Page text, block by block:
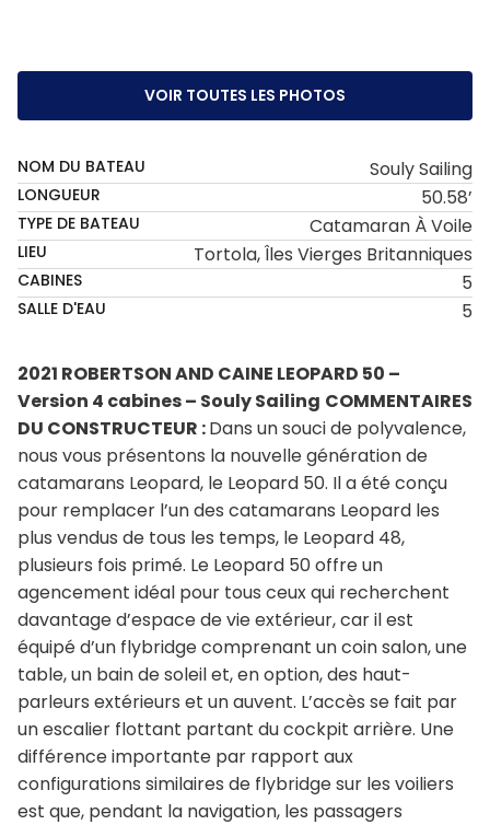
VOIR TOUTES LES PHOTOS
NOM DU BATEAU Souly Sailing
LONGUEUR 50.58’
TYPE DE BATEAU Catamaran À Voile
LIEU Tortola, Îles Vierges Britanniques
CABINES 5
SALLE D'EAU 5
2021 ROBERTSON AND CAINE LEOPARD 50 –
Version 4 cabines – Souly Sailing COMMENTAIRES
DU CONSTRUCTEUR :Dans un souci de polyvalence,
nous vous présentons la nouvelle génération de
catamarans Leopard, le Leopard 50. Il a été conçu
pour remplacer l’un des catamarans Leopard les
plus vendus de tous les temps, le Leopard 48,
plusieurs fois primé. Le Leopard 50 offre un
agencement idéal pour tous ceux qui recherchent
davantage d’espace de vie extérieur, car il est
équipé d’un flybridge comprenant un coin salon, une
table, un bain de soleil et, en option, des haut-
parleurs extérieurs et un auvent. L’accès se fait par
un escalier flottant partant du cockpit arrière. Une
différence importante par rapport aux
configurations similaires de flybridge sur les voiliers
est que, pendant la navigation, les passagers